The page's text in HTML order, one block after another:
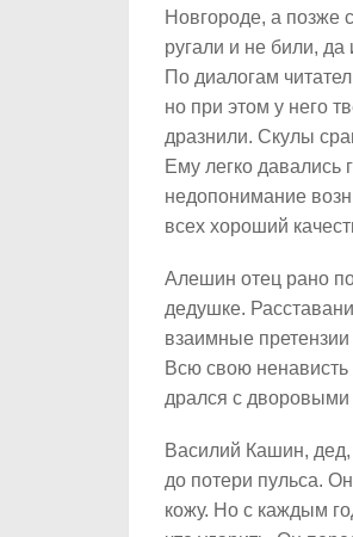
Новгороде, а позже
ругали и не били, да
По диалогам
но при этом у него
дразнили. Скулы
Ему легко давались
недопонимание
всех хороший
Алешин отец рано
дедушке.
взаимные
Всю свою ненависть
дрался с
Василий Кашин,
до потери пульса.
кожу. Но с каждым